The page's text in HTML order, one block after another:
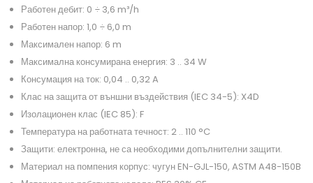
Работен дебит: 0 ÷ 3,6 m³/h
Работен напор: 1,0 ÷ 6,0 m
Максимален напор: 6 m
Максимална консумирана енергия: 3 .. 34 W
Консумация на ток: 0,04 .. 0,32 A
Клас на защита от външни въздействия (IEC 34-5): X4D
Изолационен клас (IEC 85): F
Температура на работната течност: 2 .. 110 °C
Защити: електронна, не са необходими допълнителни защити.
Материал на помпения корпус: чугун EN-GJL-150, ASTM A48-150B